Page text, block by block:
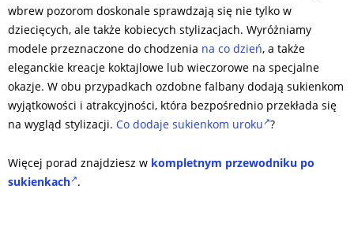
wbrew pozorom doskonale sprawdzają się nie tylko w
dziecięcych, ale także kobiecych stylizacjach. Wyróżniamy
modele przeznaczone do chodzenia na co dzień, a także
eleganckie kreacje koktajlowe lub wieczorowe na specjalne
okazje. W obu przypadkach ozdobne falbany dodają sukienkom
wyjątkowości i atrakcyjności, która bezpośrednio przekłada się
na wygląd stylizacji. Co dodaje sukienkom uroku ?
Więcej porad znajdziesz w kompletnym przewodniku po
sukienkach .